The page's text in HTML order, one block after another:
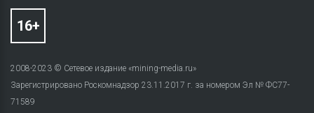
2008-2023 © Сетевое издание «mining-media.ru»
Зарегистрировано Роскомнадзор 23.11.2017 г. за номером Эл № ФС77-
71589